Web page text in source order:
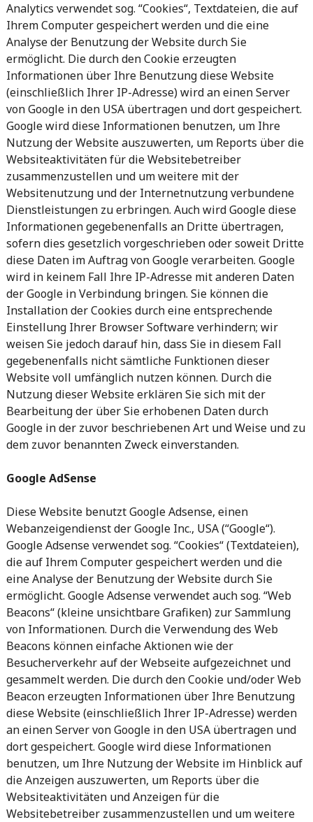
Analytics verwendet sog. “Cookies“, Textdateien, die auf
Ihrem Computer gespeichert werden und die eine
Analyse der Benutzung der Website durch Sie
ermöglicht. Die durch den Cookie erzeugten
Informationen über Ihre Benutzung diese Website
(einschließlich Ihrer IP-Adresse) wird an einen Server
von Google in den USA übertragen und dort gespeichert.
Google wird diese Informationen benutzen, um Ihre
Nutzung der Website auszuwerten, um Reports über die
Websiteaktivitäten für die Websitebetreiber
zusammenzustellen und um weitere mit der
Websitenutzung und der Internetnutzung verbundene
Dienstleistungen zu erbringen. Auch wird Google diese
Informationen gegebenenfalls an Dritte übertragen,
sofern dies gesetzlich vorgeschrieben oder soweit Dritte
diese Daten im Auftrag von Google verarbeiten. Google
wird in keinem Fall Ihre IP-Adresse mit anderen Daten
der Google in Verbindung bringen. Sie können die
Installation der Cookies durch eine entsprechende
Einstellung Ihrer Browser Software verhindern; wir
weisen Sie jedoch darauf hin, dass Sie in diesem Fall
gegebenenfalls nicht sämtliche Funktionen dieser
Website voll umfänglich nutzen können. Durch die
Nutzung dieser Website erklären Sie sich mit der
Bearbeitung der über Sie erhobenen Daten durch
Google in der zuvor beschriebenen Art und Weise und zu
dem zuvor benannten Zweck einverstanden.
Google AdSense
Diese Website benutzt Google Adsense, einen
Webanzeigendienst der Google Inc., USA (“Google“).
Google Adsense verwendet sog. “Cookies“ (Textdateien),
die auf Ihrem Computer gespeichert werden und die
eine Analyse der Benutzung der Website durch Sie
ermöglicht. Google Adsense verwendet auch sog. “Web
Beacons“ (kleine unsichtbare Grafiken) zur Sammlung
von Informationen. Durch die Verwendung des Web
Beacons können einfache Aktionen wie der
Besucherverkehr auf der Webseite aufgezeichnet und
gesammelt werden. Die durch den Cookie und/oder Web
Beacon erzeugten Informationen über Ihre Benutzung
diese Website (einschließlich Ihrer IP-Adresse) werden
an einen Server von Google in den USA übertragen und
dort gespeichert. Google wird diese Informationen
benutzen, um Ihre Nutzung der Website im Hinblick auf
die Anzeigen auszuwerten, um Reports über die
Websiteaktivitäten und Anzeigen für die
Websitebetreiber zusammenzustellen und um weitere